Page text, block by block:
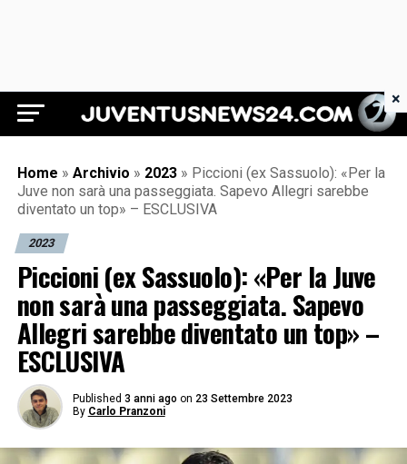
Juventus News 24
Home » Archivio » 2023 » Piccioni (ex Sassuolo): «Per la
Juve non sarà una passeggiata. Sapevo Allegri sarebbe
diventato un top» – ESCLUSIVA
2023
Piccioni (ex Sassuolo): «Per la Juve
non sarà una passeggiata. Sapevo
Allegri sarebbe diventato un top» –
ESCLUSIVA
Published 3 anni ago on 23 Settembre 2023
By Carlo Pranzoni
×